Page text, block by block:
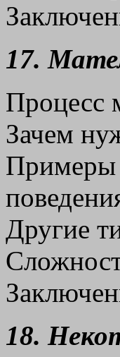
17.
Процесс
Зачем
Примеры
Другие
18.